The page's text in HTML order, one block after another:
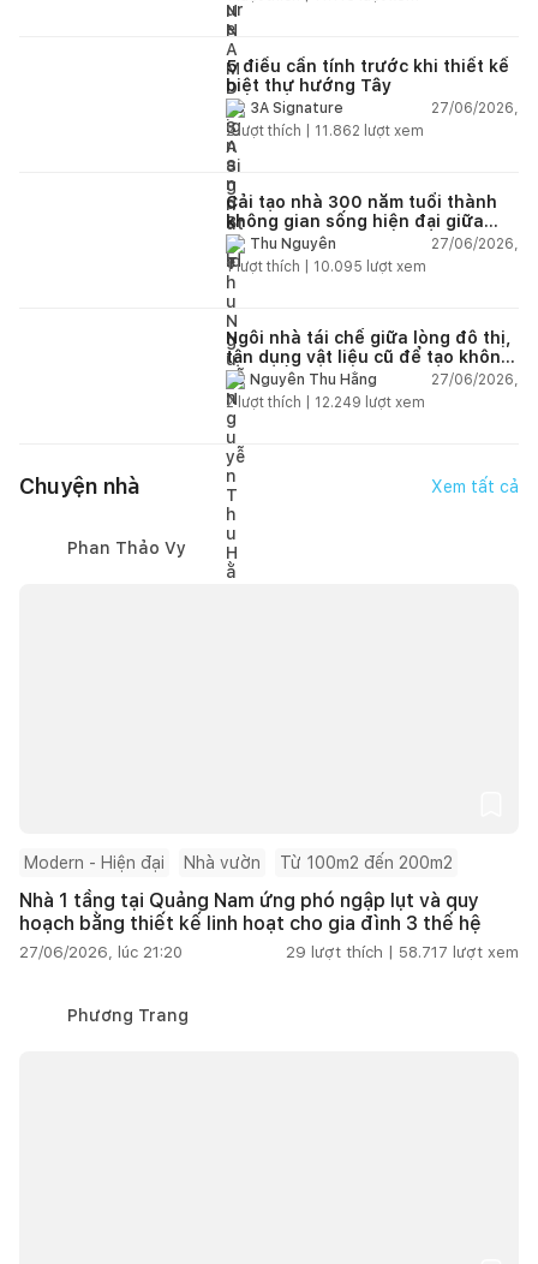
5 điều cần tính trước khi thiết kế
biệt thự hướng Tây
3A Signature
27/06/2026,
2lượt thích | 11.862 lượt xem
Cải tạo nhà 300 năm tuổi thành
không gian sống hiện đại giữa
thiên nhiên
Thu Nguyễn
27/06/2026,
1lượt thích | 10.095 lượt xem
Ngôi nhà tái chế giữa lòng đô thị,
tận dụng vật liệu cũ để tạo không
gian sống linh hoạt
Nguyễn Thu Hằng
27/06/2026,
2lượt thích | 12.249 lượt xem
Chuyện nhà Xem tất cả
Phan Thảo Vy
Modern - Hiện đại Nhà vườn Từ 100m2 đến 200m2
Nhà 1 tầng tại Quảng Nam ứng phó ngập lụt và quy
hoạch bằng thiết kế linh hoạt cho gia đình 3 thế hệ
27/06/2026, lúc 21:20 29 lượt thích | 58.717 lượt xem
Phương Trang